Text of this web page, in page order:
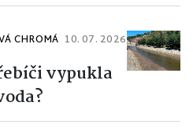
CHROMÁ 10. 07. 2026
vypukla